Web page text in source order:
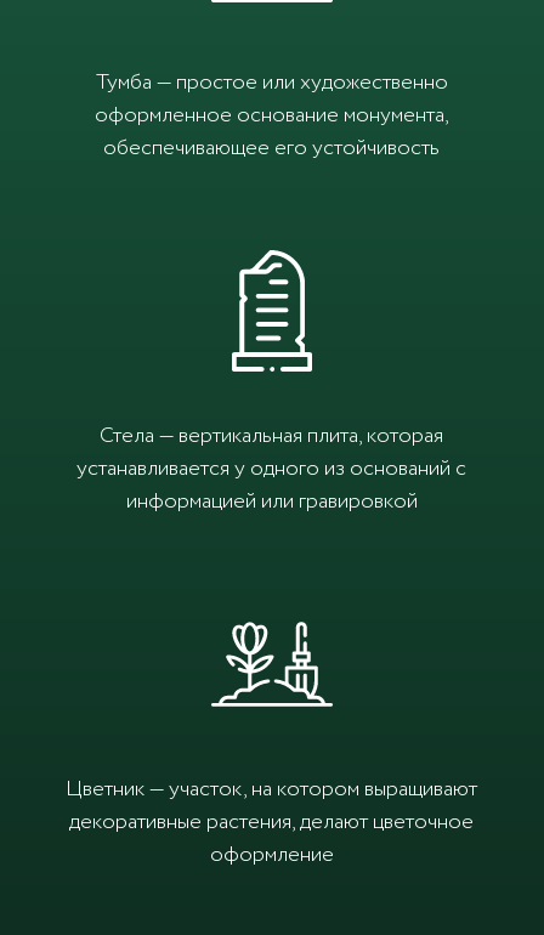
Тумба — простое или художественно
оформленное основание монумента,
обеспечивающее его устойчивость
Стела — вертикальная плита, которая
устанавливается у одного из оснований с
информацией или гравировкой
Цветник — участок, на котором выращивают
декоративные растения, делают цветочное
оформление